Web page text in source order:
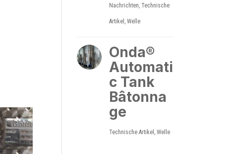
Nachrichten,Technische
Artikel ,Welle
Onda®
Automati
c Tank
Bâtonna
ge
Technische Artikel ,Welle